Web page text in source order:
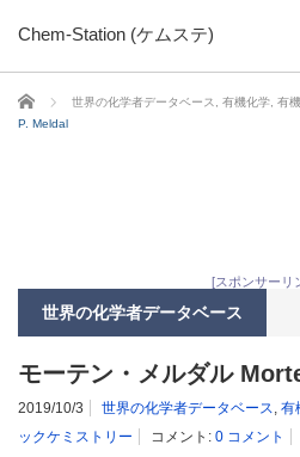
Chem-Station (ケムステ)
ホーム 世界の化学者データベース 有機化学 有
P. Meldal
[スポンサーリ
世界の化学者データベース
モーテン・メルダル
2019/10/3 世界の化学者データベース, 有
ックケミストリー
コメント: 0 コメント